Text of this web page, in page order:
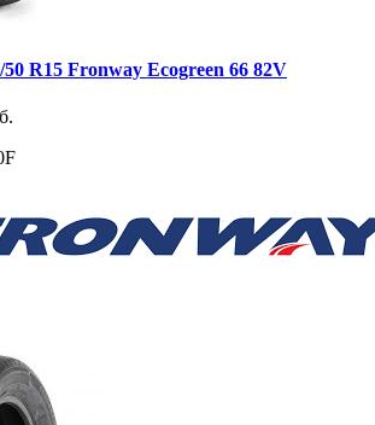
R15 Fronway Ecogreen 66 82V